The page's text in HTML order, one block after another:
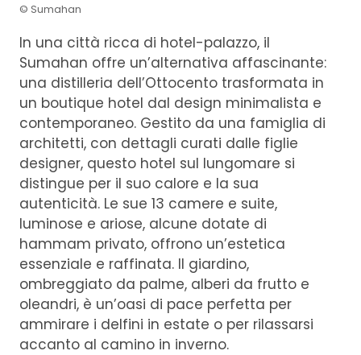
© Sumahan
In una città ricca di hotel-palazzo, il
Sumahan offre un’alternativa affascinante:
una distilleria dell’Ottocento trasformata in
un boutique hotel dal design minimalista e
contemporaneo. Gestito da una famiglia di
architetti, con dettagli curati dalle figlie
designer, questo hotel sul lungomare si
distingue per il suo calore e la sua
autenticità. Le sue 13 camere e suite,
luminose e ariose, alcune dotate di
hammam privato, offrono un’estetica
essenziale e raffinata. Il giardino,
ombreggiato da palme, alberi da frutto e
oleandri, è un’oasi di pace perfetta per
ammirare i delfini in estate o per rilassarsi
accanto al camino in inverno.